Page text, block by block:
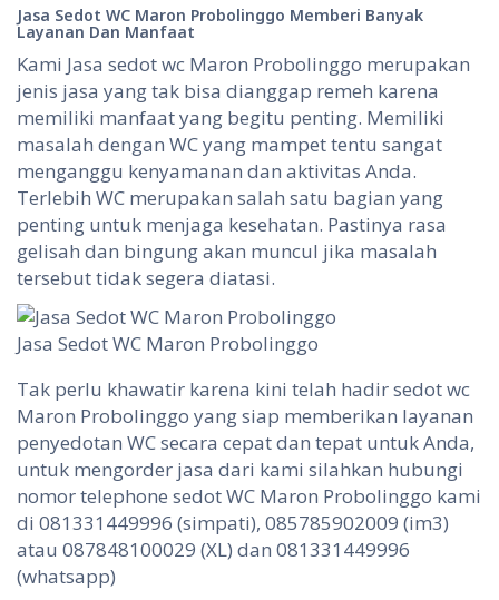
Jasa Sedot WC Maron Probolinggo Memberi Banyak
Layanan Dan Manfaat
Kami Jasa sedot wc Maron Probolinggo merupakan
jenis jasa yang tak bisa dianggap remeh karena
memiliki manfaat yang begitu penting. Memiliki
masalah dengan WC yang mampet tentu sangat
menganggu kenyamanan dan aktivitas Anda.
Terlebih WC merupakan salah satu bagian yang
penting untuk menjaga kesehatan. Pastinya rasa
gelisah dan bingung akan muncul jika masalah
tersebut tidak segera diatasi.
Jasa Sedot WC Maron Probolinggo
Tak perlu khawatir karena kini telah hadir sedot wc
Maron Probolinggo yang siap memberikan layanan
penyedotan WC secara cepat dan tepat untuk Anda,
untuk mengorder jasa dari kami silahkan hubungi
nomor telephone sedot WC Maron Probolinggo kami
di 081331449996 (simpati), 085785902009 (im3)
atau 087848100029 (XL) dan 081331449996
(whatsapp)